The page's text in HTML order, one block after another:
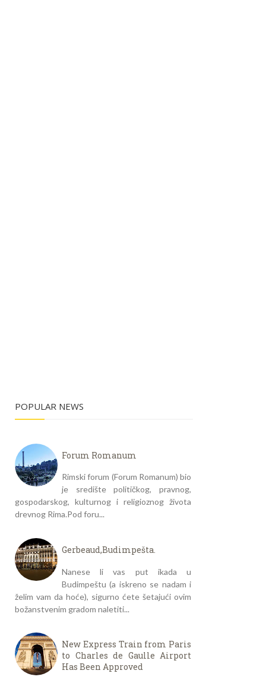
POPULAR NEWS
Forum Romanum
Rimski forum (Forum Romanum) bio
je središte političkog, pravnog,
gospodarskog, kulturnog i religioznog života
drevnog Rima.Pod foru...
Gerbeaud,Budimpešta.
Nanese li vas put ikada u
Budimpeštu (a iskreno se nadam i
želim vam da hoće), sigurno ćete šetajući ovim
božanstvenim gradom naletiti...
New Express Train from Paris
to Charles de Gaulle Airport
Has Been Approved